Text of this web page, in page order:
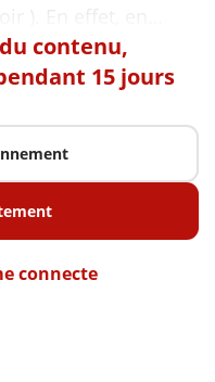
contenu,
15 jours
connecte